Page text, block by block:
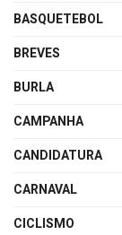
BASQUETEBOL
BREVES
BURLA
CAMPANHA
CANDIDATURA
CARNAVAL
CICLISMO